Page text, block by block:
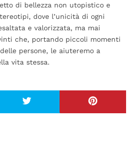
di bellezza non utopistico e
dove l’unicità di ogni
e valorizzata, ma mai
che, portando piccoli momenti
persone, le aiuteremo a
vita stessa.